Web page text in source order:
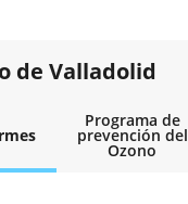
de Valladolid
Programa de
prevención del
Ozono